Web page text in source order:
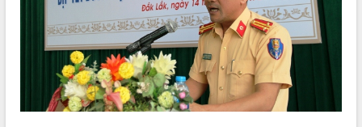
LIÊN KẾT WEB
THỐNG KÊ TRUY CẬP